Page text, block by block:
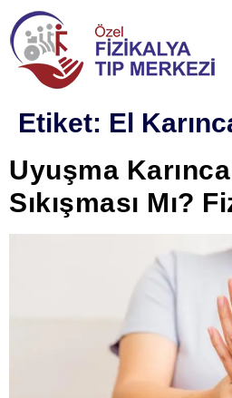
Etiket: El
Uyuşma
Sıkışması Mı?